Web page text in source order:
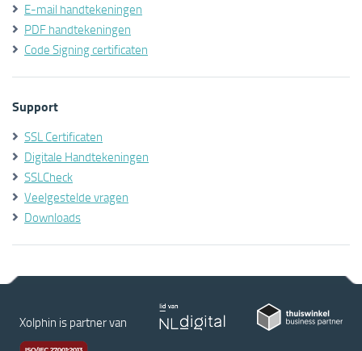
E-mail handtekeningen
PDF handtekeningen
Code Signing certificaten
Support
SSL Certificaten
Digitale Handtekeningen
SSLCheck
Veelgestelde vragen
Downloads
Xolphin is partner van